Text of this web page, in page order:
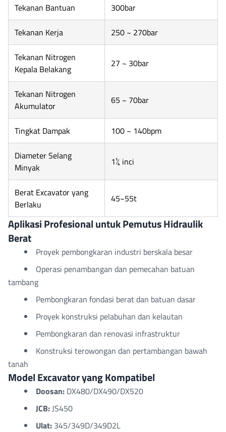
Tekanan Bantuan 300bar
Tekanan Kerja 250 ~ 270bar
Tekanan Nitrogen
Kepala Belakang
27 ~ 30bar
Tekanan Nitrogen
Akumulator
65 ~ 70bar
Tingkat Dampak 100 ~ 140bpm
Diameter Selang
Minyak
1¼ inci
Berat Excavator yang
Berlaku
45~55t
Aplikasi Profesional untuk Pemutus Hidraulik
Berat
Proyek pembongkaran industri berskala besar
Operasi penambangan dan pemecahan batuan
tambang
Pembongkaran fondasi berat dan batuan dasar
Proyek konstruksi pelabuhan dan kelautan
Pembongkaran dan renovasi infrastruktur
Konstruksi terowongan dan pertambangan bawah
tanah
Model Excavator yang Kompatibel
Doosan: DX480/DX490/DX520
JCB:JS450
Ulat: 345/349D/349D2L